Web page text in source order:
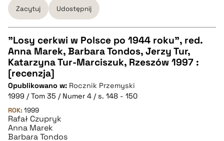
Zacytuj Udostępnij
CZYSTY TEKST
pobierz cytat
BIBTEX
"Losy cerkwi w Polsce po 1944 roku", red.
Anna Marek, Barbara Tondos, Jerzy Tur,
Katarzyna Tur-Marciszuk, Rzeszów 1997 :
[recenzja]
Opublikowano w: Rocznik Przemyski
1999 / Tom 35 / Numer 4 / s. 148 - 150
ROK: 1999
Rafał Czupryk
Anna Marek
Barbara Tondos